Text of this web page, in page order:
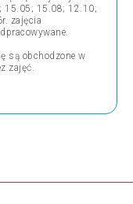
15.05; 15.08; 12.10;
zajęcia
są obchodzone w
zajęć.